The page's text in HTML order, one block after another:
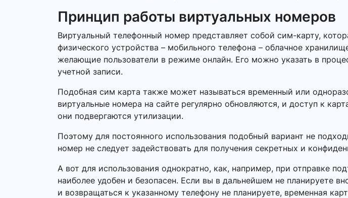
Принцип работы виртуальных номеров
Виртуальный телефонный номер представляет собой сим-карту,
физического устройства – мобильного телефона – облачное
желающие пользователи в режиме онлайн. Его можно указать в
учетной записи.
Подобная сим карта также может называться временный или
виртуальные номера на сайте регулярно обновляются, и доступ к
они подвергаются утилизации.
Поэтому для постоянного использования подобный вариант не
номер не следует задействовать для получения секретных и
А вот для использования однократно, как, например, при отправке
наиболее удобен и безопасен. Если вы в дальнейшем не планируете
и возвращаться к указанному телефону не планируете, временная